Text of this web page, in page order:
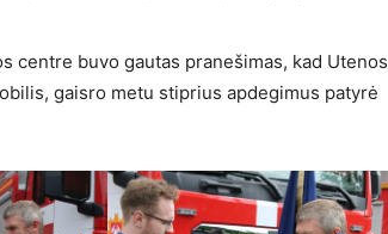
centre buvo gautas pranešimas, kad Utenos
gaisro metu stiprius apdegimus patyrė